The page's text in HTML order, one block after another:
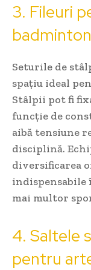
3. Fileuri
badminton
Seturile de
spațiu ideal
Stâlpii pot fi
funcție de
aibă tensiune
disciplină.
diversificarea
mai multor
4. Saltele
pentru